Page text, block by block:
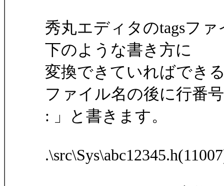
秀丸エディタのtagsフ
下のような書き方に
変換できていればでき
ファイル名の後に行番
: 」と書きます。